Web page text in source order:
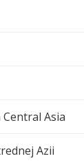
Asia
Azii